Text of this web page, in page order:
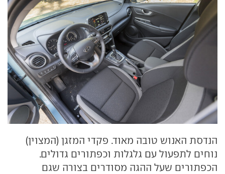
הנדסת האנוש טובה מאוד. פקדי המזגן (המצוין)
נוחים לתפעול עם גלגלות וכפתורים גדולים.
הכפתורים שעל ההגה מסודרים בצורה שגם